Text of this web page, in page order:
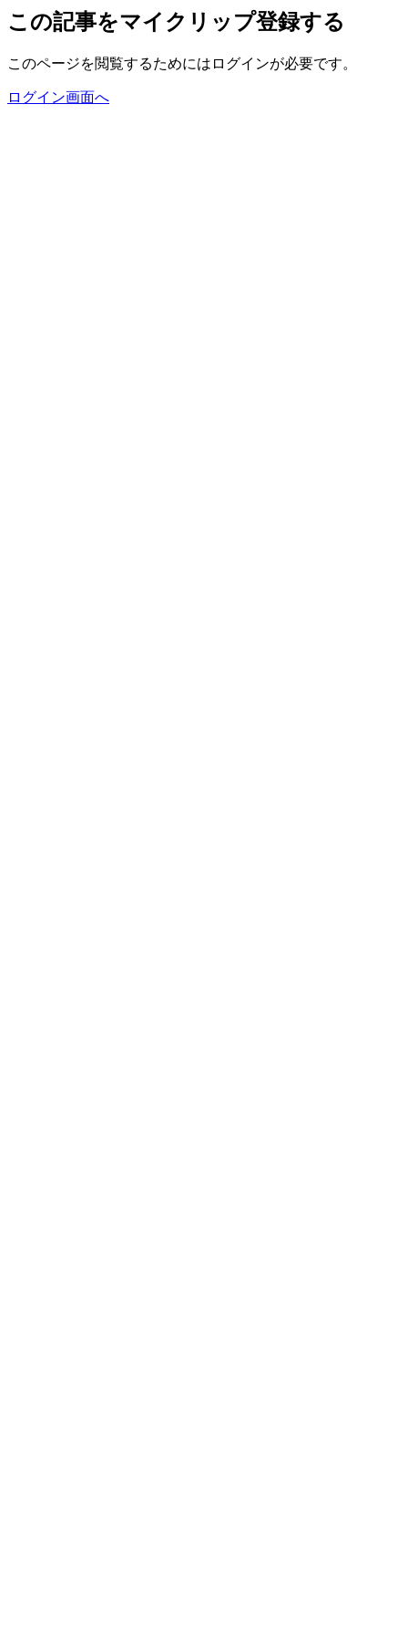
この記事をマイクリップ登録する
このページを閲覧するためにはログインが必要です。
ログイン画面へ